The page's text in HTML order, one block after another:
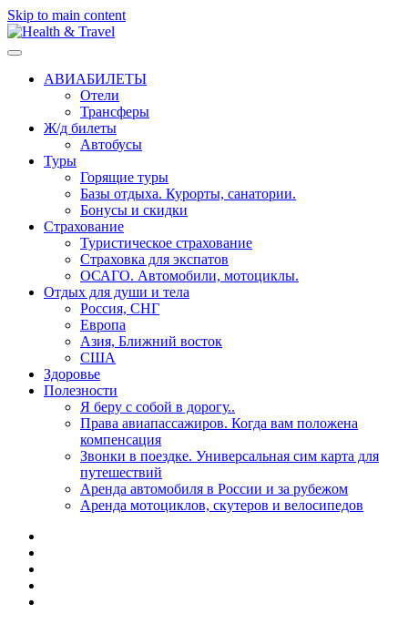
Skip to main content
АВИАБИЛЕТЫ
Отели
Трансферы
Ж/д билеты
Автобусы
Туры
Горящие туры
Базы отдыха. Курорты, санатории.
Бонусы и скидки
Страхование
Туристическое страхование
Страховка для экспатов
ОСАГО. Автомобили, мотоциклы.
Отдых для души и тела
Россия, СНГ
Европа
Азия, Ближний восток
США
Здоровье
Полезности
Я беру с собой в дорогу..
Права авиапассажиров. Когда вам положена
компенсация
Звонки в поездке. Универсальная сим карта для
путешествий
Аренда автомобиля в России и за рубежом
Аренда мотоциклов, скутеров и велосипедов